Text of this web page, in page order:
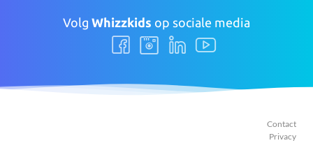
Volg Whizzkids op sociale media
Volg
ons
Volg
ons
Volg
ons
Volg
ons
Contact
Privacy